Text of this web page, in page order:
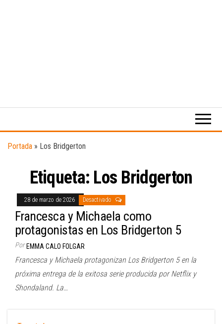
digital
música.
Portada » Los Bridgerton
Etiqueta: Los Bridgerton
28 de marzo de 2026 Desactivado
Francesca y Michaela como
protagonistas en Los Bridgerton 5
Por EMMA CALO FOLGAR
Francesca y Michaela protagonizan Los Bridgerton 5 en la
próxima entrega de la exitosa serie producida por Netflix y
Shondaland. La…